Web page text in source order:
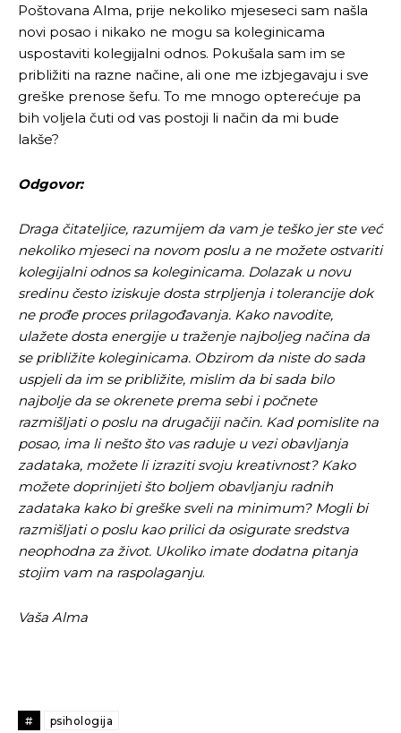
Pusti priču da živi!
Ovim putem želimo da vam se zahvalimo što ste
odlučili da pustite Vašu priču da živi, Redakcija
Objavi.ba
[wpuf_form id=”7463”]
Pusti priču da živi!
Ovim putem želimo da vam se zahvalimo što ste
odlučili da pustite Vašu priču da živi, Redakcija
Objavi.ba
[wpuf_form id=”7463”]
Poštovana Alma, prije nekoliko mjeseseci sam našla
novi posao i nikako ne mogu sa koleginicama
uspostaviti kolegijalni odnos. Pokušala sam im se
približiti na razne načine, ali one me izbjegavaju i sve
greške prenose šefu. To me mnogo opterećuje pa
bih voljela čuti od vas postoji li način da mi bude
lakše?
Odgovor:
Draga čitateljice, razumijem da vam je teško jer ste već
nekoliko mjeseci na novom poslu a ne možete ostvariti
kolegijalni odnos sa koleginicama. Dolazak u novu
sredinu često iziskuje dosta strpljenja i tolerancije dok
ne prođe proces prilagođavanja. Kako navodite,
ulažete dosta energije u traženje najboljeg načina da
se približite koleginicama. Obzirom da niste do sada
uspjeli da im se približite, mislim da bi sada bilo
najbolje da se okrenete prema sebi i počnete
razmišljati o poslu na drugačiji način. Kad pomislite na
posao, ima li nešto što vas raduje u vezi obavljanja
zadataka, možete li izraziti svoju kreativnost? Kako
možete doprinijeti što boljem obavljanju radnih
zadataka kako bi greške sveli na minimum? Mogli bi
razmišljati o poslu kao prilici da osigurate sredstva
neophodna za život. Ukoliko imate dodatna pitanja
stojim vam na raspolaganju.
Vaša Alma
# psihologija